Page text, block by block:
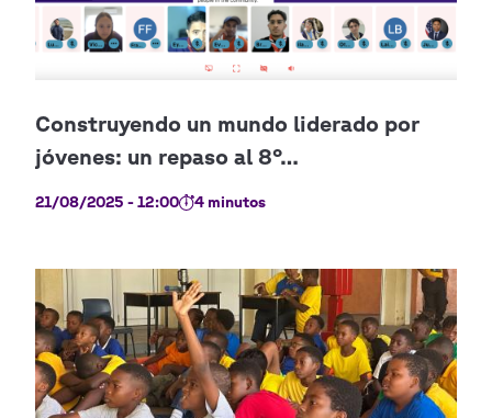
21/08/2025 - 12:00 4 minutos